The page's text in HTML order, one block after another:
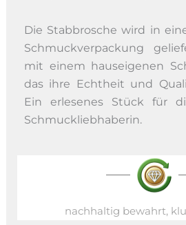
Die Stabbrosche wird in
Schmuckverpackung
mit einem hauseigenen
das ihre Echtheit und
Ein erlesenes Stück für
Schmuckliebhaberin.
nachhaltig bewahrt,